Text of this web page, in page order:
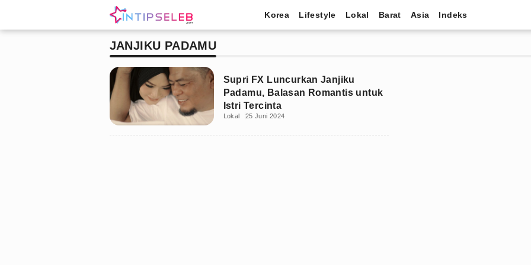
Korea Lifestyle Lokal Barat Asia Indeks
JANJIKU PADAMU
Supri FX Luncurkan Janjiku
Padamu, Balasan Romantis untuk
Istri Tercinta
Lokal 25 Juni 2024